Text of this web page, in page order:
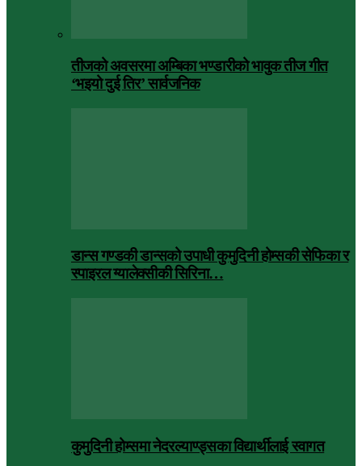
तीजको अवसरमा अम्बिका भण्डारीको भावुक तीज गीत
‘भइयो दुई तिर’ सार्वजनिक
डान्स गण्डकी डान्सको उपाधी कुमुदिनी होम्सकी सेफिका र
स्पाइरल ग्यालेक्सीकी सिरिना…
कुमुदिनी होम्समा नेदरल्याण्ड्सका विद्यार्थीलाई स्वागत